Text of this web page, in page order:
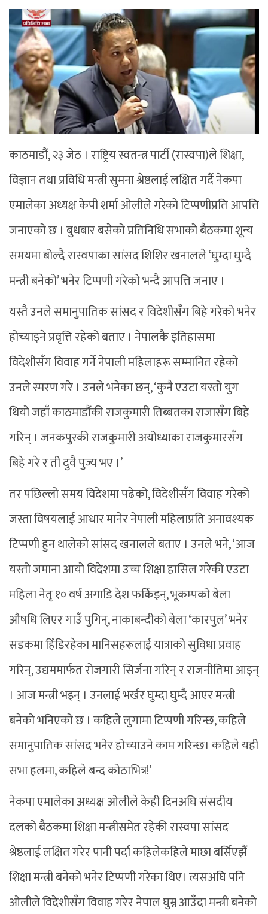
काठमाडौं, २३ जेठ । राष्ट्रिय स्वतन्त्र पार्टी (रास्वपा)ले शिक्षा,
विज्ञान तथा प्रविधि मन्त्री सुमना श्रेष्ठलाई लक्षित गर्दै नेकपा
एमालेका अध्यक्ष केपी शर्मा ओलीले गरेको टिप्पणीप्रति आपत्ति
जनाएको छ । बुधबार बसेको प्रतिनिधि सभाको बैठकमा शून्य
समयमा बोल्दै रास्वपाका सांसद शिशिर खनालले ‘घुम्दा घुम्दै
मन्त्री बनेको’ भनेर टिप्पणी गरेको भन्दै आपत्ति जनाए ।
यस्तै उनले समानुपातिक सांसद र विदेशीसँग बिहे गरेको भनेर
होच्याइने प्रवृत्ति रहेको बताए । नेपालकै इतिहासमा
विदेशीसँग विवाह गर्ने नेपाली महिलाहरू सम्मानित रहेको
उनले स्मरण गरे । उनले भनेका छन्, ‘कुनै एउटा यस्तो युग
थियो जहाँ काठमाडौंकी राजकुमारी तिब्बतका राजासँग बिहे
गरिन् । जनकपुरकी राजकुमारी अयोध्याका राजकुमारसँग
बिहे गरे र ती दुवै पुज्य भए ।’
तर पछिल्लो समय विदेशमा पढेको, विदेशीसँग विवाह गरेको
जस्ता विषयलाई आधार मानेर नेपाली महिलाप्रति अनावश्यक
टिप्पणी हुन थालेको सांसद खनालले बताए । उनले भने, ‘आज
यस्तो जमाना आयो विदेशमा उच्च शिक्षा हासिल गरेकी एउटा
महिला नेतृ १० वर्ष अगाडि देश फर्किइन्, भूकम्पको बेला
औषधि लिएर गाउँ पुगिन्, नाकाबन्दीको बेला ‘कारपुल’ भनेर
सडकमा हिँडिरहेका मानिसहरूलाई यात्राको सुविधा प्रवाह
गरिन्, उद्यममार्फत रोजगारी सिर्जना गरिन् र राजनीतिमा आइन्
। आज मन्त्री भइन् । उनलाई भर्खर घुम्दा घुम्दै आएर मन्त्री
बनेको भनिएको छ । कहिले लुगामा टिप्पणी गरिन्छ, कहिले
समानुपातिक सांसद भनेर होच्याउने काम गरिन्छ। कहिले यही
सभा हलमा, कहिले बन्द कोठाभित्र!’
नेकपा एमालेका अध्यक्ष ओलीले केही दिनअघि संसदीय
दलको बैठकमा शिक्षा मन्त्रीसमेत रहेकी रास्वपा सांसद
श्रेष्ठलाई लक्षित गरेर पानी पर्दा कहिलेकहिले माछा बर्सिएझैं
शिक्षा मन्त्री बनेको भनेर टिप्पणी गरेका थिए। त्यसअघि पनि
ओलीले विदेशीसँग विवाह गरेर नेपाल घुम्न आउँदा मन्त्री बनेको